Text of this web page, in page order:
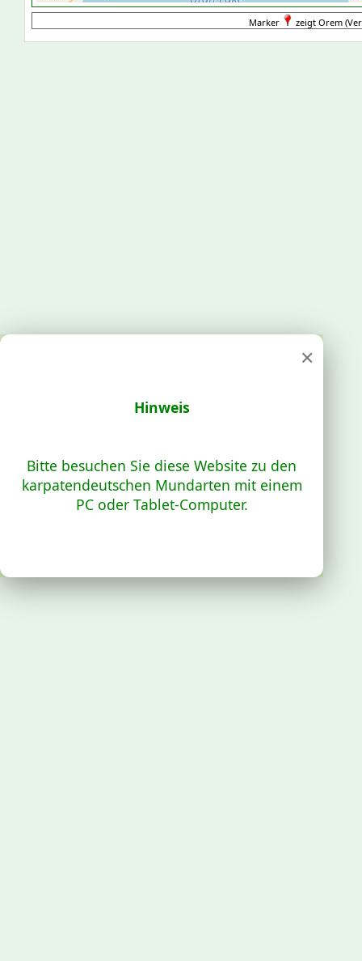
Marker zeigt Orem
×
Hinweis
Bitte besuchen Sie diese Website zu den
karpatendeutschen Mundarten mit einem
PC oder Tablet-Computer.